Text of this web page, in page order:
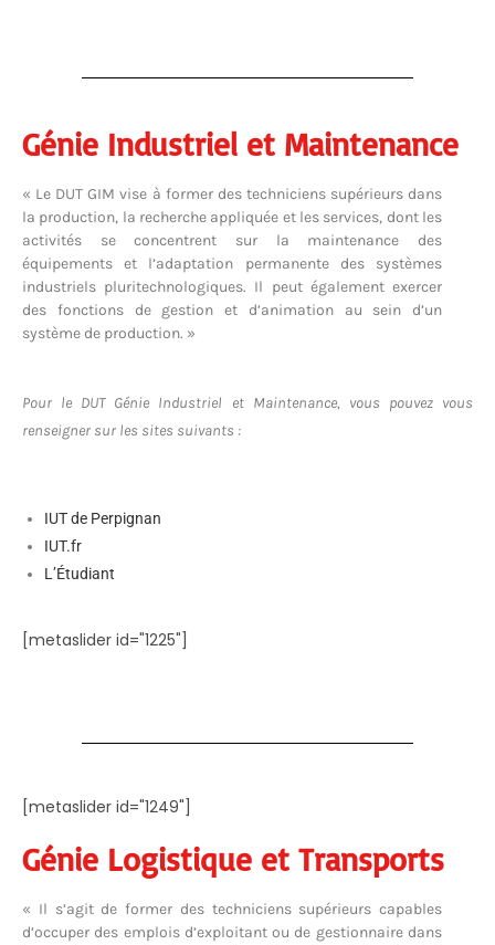
Génie Industriel et Maintenance
« Le DUT GIM vise à former des techniciens supérieurs dans
la production, la recherche appliquée et les services, dont les
activités se concentrent sur la maintenance des
équipements et l’adaptation permanente des systèmes
industriels pluritechnologiques. Il peut également exercer
des fonctions de gestion et d’animation au sein d’un
système de production. »
Pour le DUT Génie Industriel et Maintenance, vous pouvez vous
renseigner sur les sites suivants :
IUT de Perpignan
IUT.fr
L’Étudiant
[metaslider id="1225"]
[metaslider id="1249"]
Génie Logistique et Transports
« Il s’agit de former des techniciens supérieurs capables
d’occuper des emplois d’exploitant ou de gestionnaire dans